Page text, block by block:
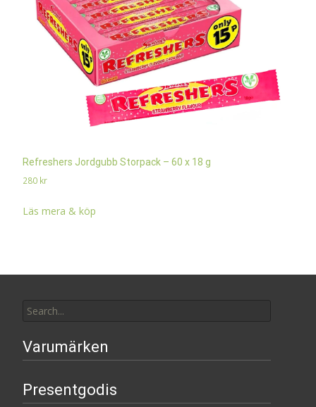
Refreshers Jordgubb Storpack – 60 x 18 g
280 kr
Läs mera & köp
for:
Varumärken
Presentgodis